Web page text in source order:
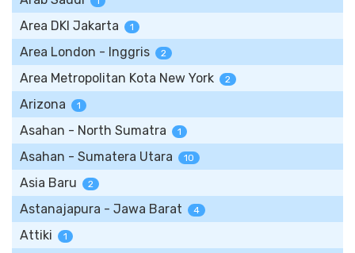
Area DKI Jakarta 1
Area London - Inggris 2
Area Metropolitan Kota New York 2
Arizona 1
Asahan - North Sumatra 1
Asahan - Sumatera Utara 10
Asia Baru 2
Astanajapura - Jawa Barat 4
Attiki 1